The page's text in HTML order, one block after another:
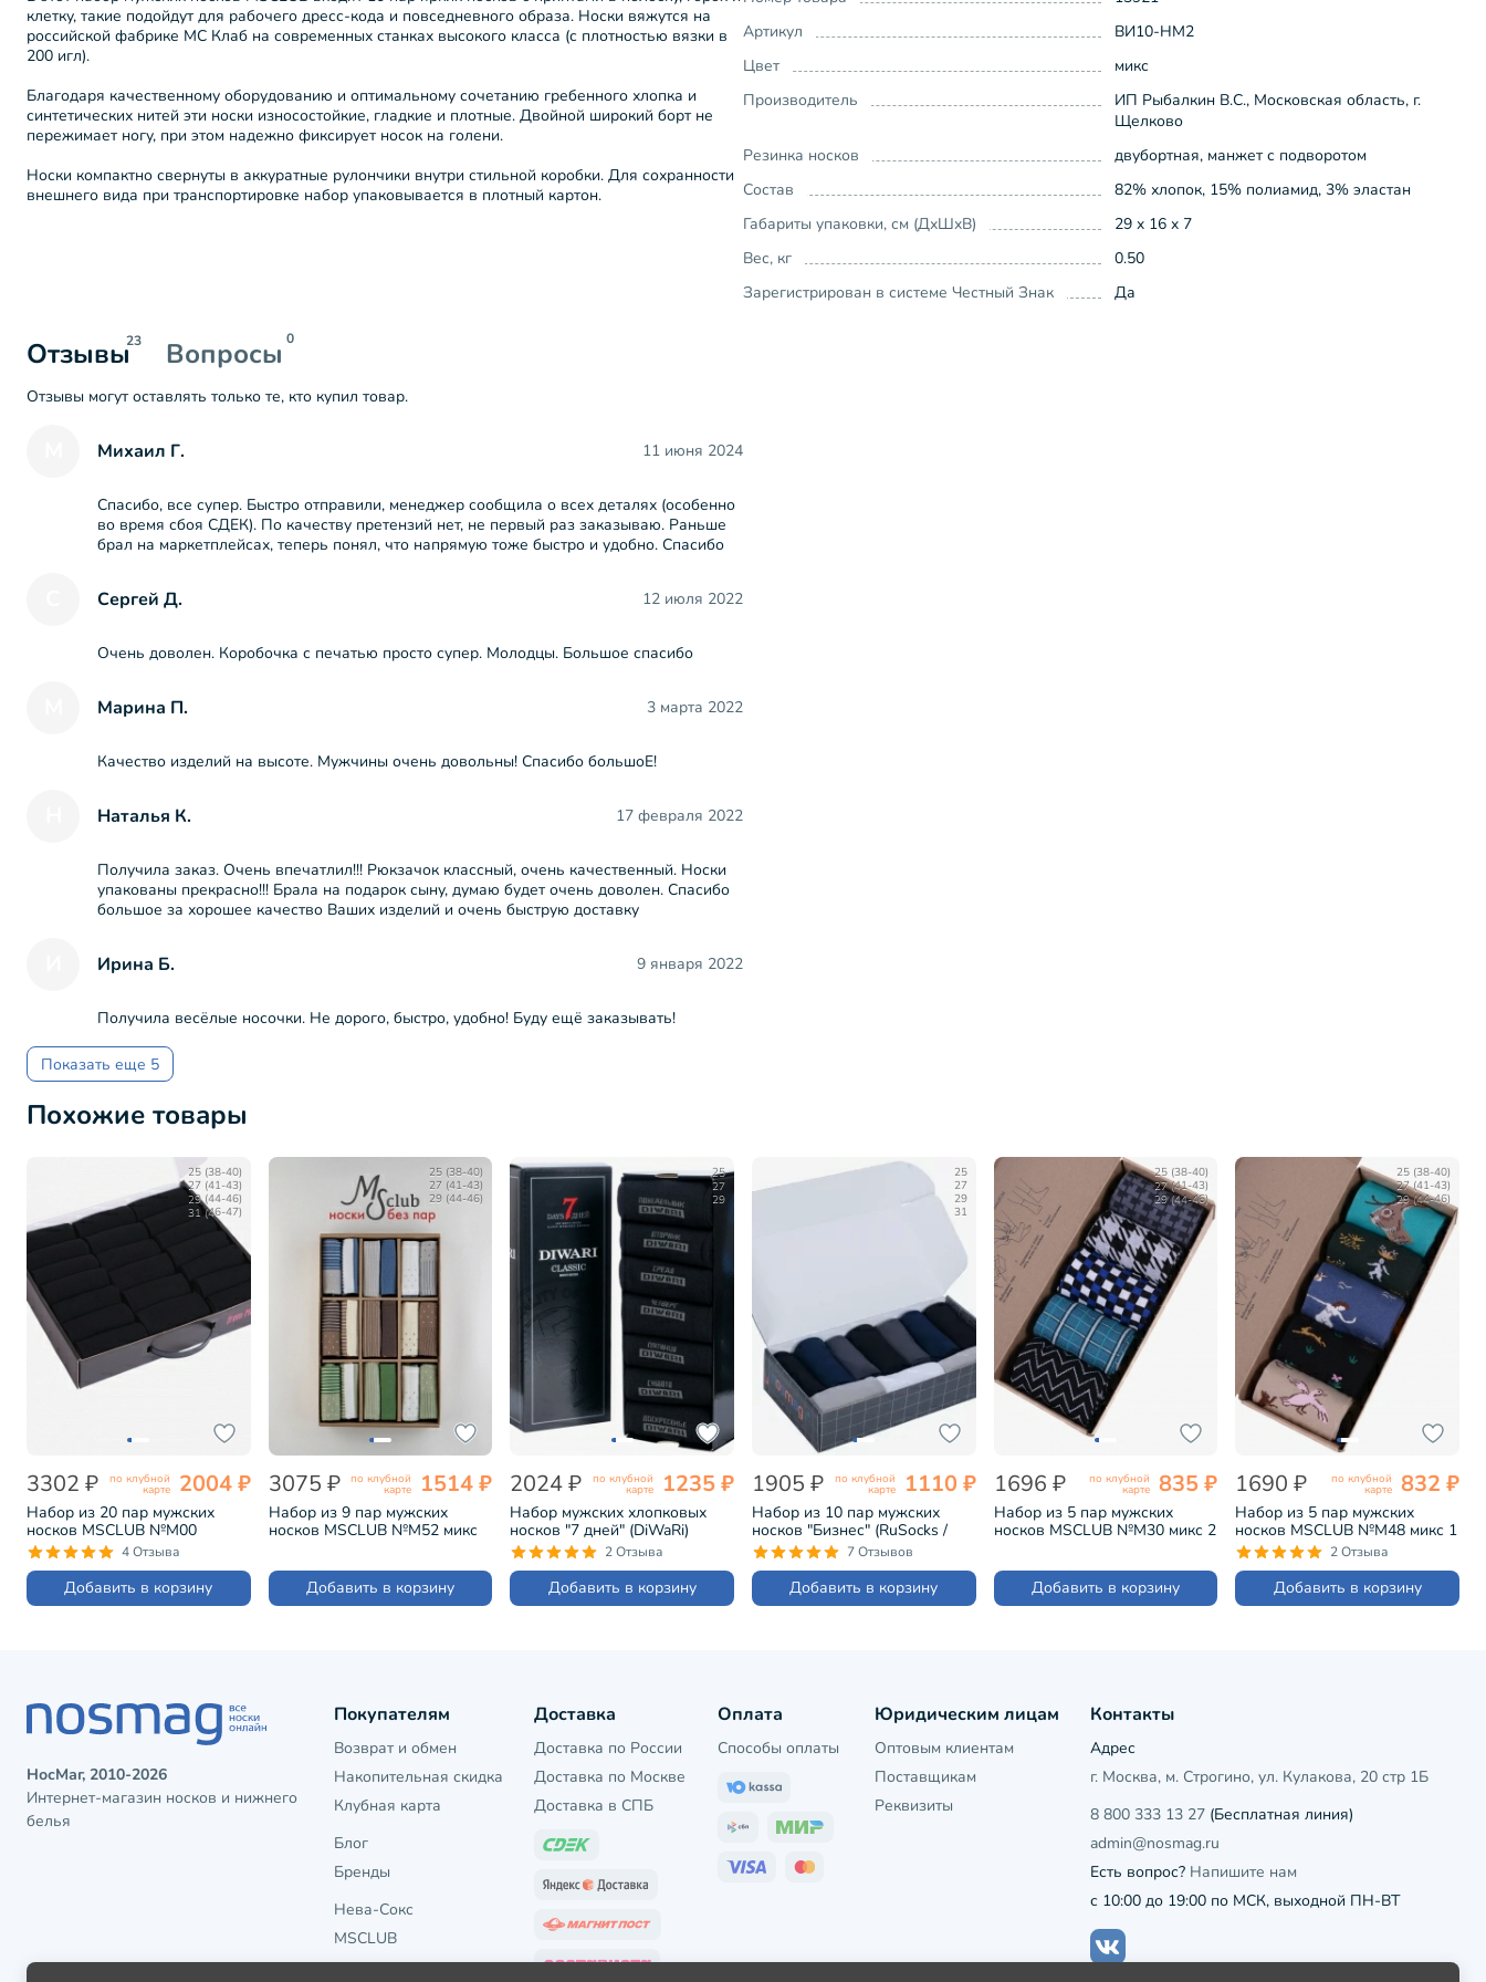
клетку, такие подойдут для рабочего дресс-кода и повседневного образа. Носки вяжутся на
российской фабрике МС Клаб на современных станках высокого класса (с плотностью вязки в
200 игл).
Благодаря качественному оборудованию и оптимальному сочетанию гребенного хлопка и
синтетических нитей эти носки износостойкие, гладкие и плотные. Двойной широкий борт не
пережимает ногу, при этом надежно фиксирует носок на голени.
Носки компактно свернуты в аккуратные рулончики внутри стильной коробки. Для сохранности
внешнего вида при транспортировке набор упаковывается в плотный картон.
Артикул
ВИ10-НМ2
Цвет
микс
Производитель
ИП Рыбалкин В.С., Московская область, г.
Щелково
Резинка носков
двубортная, манжет с подворотом
Состав
82% хлопок, 15% полиамид, 3% эластан
Габариты упаковки, см (ДхШхВ)
29 x 16 x 7
Вес, кг
0.50
Зарегистрирован в системе Честный Знак
Да
Отзывы23 Вопросы 0
Отзывы могут оставлять только те, кто купил товар.
Михаил Г. 11 июня 2024
Спасибо, все супер. Быстро отправили, менеджер сообщила о всех деталях (особенно
во время сбоя СДЕК). По качеству претензий нет, не первый раз заказываю. Раньше
брал на маркетплейсах, теперь понял, что напрямую тоже быстро и удобно. Спасибо
Сергей Д. 12 июля 2022
Очень доволен. Коробочка с печатью просто супер. Молодцы. Большое спасибо
Марина П. 3 марта 2022
Качество изделий на высоте. Мужчины очень довольны! Спасибо большоЕ!
Наталья К. 17 февраля 2022
Получила заказ. Очень впечатлил!!! Рюкзачок классный, очень качественный. Носки
упакованы прекрасно!!! Брала на подарок сыну, думаю будет очень доволен. Спасибо
большое за хорошее качество Ваших изделий и очень быструю доставку
Ирина Б. 9 января 2022
Получила весёлые носочки. Не дорого, быстро, удобно! Буду ещё заказывать!
Показать еще 5
Похожие товары
25 (38-40)
27 (41-43)
29 (44-46)
31 (46-47)
3302 ₽ по клубной
карте 2004 ₽
Набор из 20 пар мужских
носков MSCLUB №М00
черные (МС-ПН-01-20)
4 Отзыва
Добавить в корзину
25 (38-40)
27 (41-43)
29 (44-46)
3075 ₽ по клубной
карте 1514 ₽
Набор из 9 пар мужских
носков MSCLUB №М52 микс
Добавить в корзину
25
27
29
2024 ₽ по клубной
карте 1235 ₽
Набор мужских хлопковых
носков "7 дней" (DiWaRi)
черные (5С-08СП-100)
2 Отзыва
Добавить в корзину
25
27
29
31
1905 ₽ по клубной
карте 1110 ₽
Набор из 10 пар мужских
носков "Бизнес" (RuSocks /
Орудьевский трикотаж) микс
17 (РуС-10)
7 Отзывов
Добавить в корзину
25 (38-40)
27 (41-43)
29 (44-46)
1696 ₽ по клубной
карте 835 ₽
Набор из 5 пар мужских
носков MSCLUB №М30 микс 2
Добавить в корзину
25 (38-40)
27 (41-43)
29 (44-46)
1690 ₽ по клубной
карте 832 ₽
Набор из 5 пар мужских
носков MSCLUB №М48 микс 1
(ВИ5-НМ48) 2 Отзыва
Добавить в корзину
НосМаг, 2010-2026
Интернет-магазин носков и нижнего
белья
Покупателям
Возврат и обмен
Накопительная скидка
Клубная карта
Блог
Бренды
Нева-Сокс
MSCLUB
Доставка
Доставка по России
Доставка по Москве
Доставка в СПБ
Оплата
Способы оплаты
Юридическим лицам
Оптовым клиентам
Поставщикам
Реквизиты
Контакты
Адрес
г. Москва, м. Строгино, ул. Кулакова, 20 стр 1Б
8 800 333 13 27(Бесплатная линия)
admin@nosmag.ru
Есть вопрос? Напишите нам
с 10:00 до 19:00 по МСК, выходной ПН-ВТ